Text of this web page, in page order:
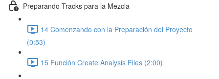
Preparando Tracks para la Mezcla
14 Comenzando con la Preparación del Proyecto
(0:53)
15 Función Create Analysis Files (2:00)